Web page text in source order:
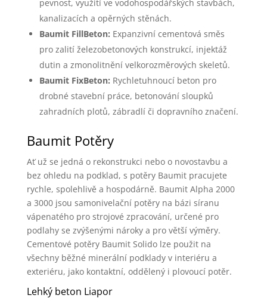
pevnost, využití ve vodohospodářských stavbách,
kanalizacích a opěrných stěnách.
Baumit FillBeton: Expanzivní cementová směs
pro zalití železobetonových konstrukcí, injektáž
dutin a zmonolitnění velkorozměrových skeletů.
Baumit FixBeton: Rychletuhnoucí beton pro
drobné stavební práce, betonování sloupků
zahradních plotů, zábradlí či dopravního značení.
Baumit Potěry
Ať už se jedná o rekonstrukci nebo o novostavbu a
bez ohledu na podklad, s potěry Baumit pracujete
rychle, spolehlivě a hospodárně. Baumit Alpha 2000
a 3000 jsou samonivelační potěry na bázi síranu
vápenatého pro strojové zpracování, určené pro
podlahy se zvýšenými nároky a pro větší výměry.
Cementové potěry Baumit Solido lze použit na
všechny běžné minerální podklady v interiéru a
exteriéru, jako kontaktní, oddělený i plovoucí potěr.
Lehký beton Liapor